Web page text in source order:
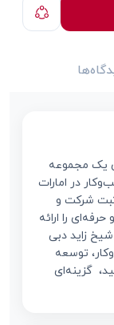
یک مجموعه
در امارات
شرکت و
را ارائه
زاید دبی
توسعه
گزینه‌ای